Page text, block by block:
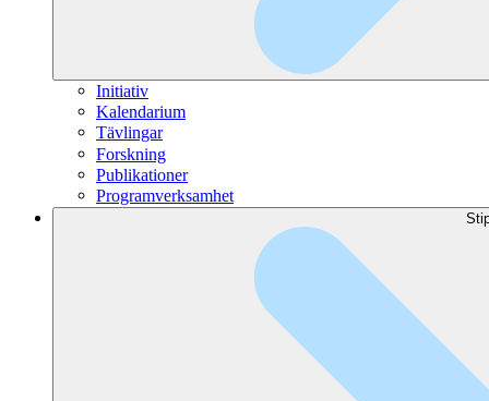
Initiativ
Kalendarium
Tävlingar
Forskning
Publikationer
Programverksamhet